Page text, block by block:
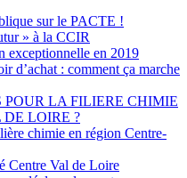
sur le PACTE !
» à la CCIR
exceptionnelle en 2019
d’achat : comment ça marche
POUR LA FILIERE CHIMIE
LOIRE ?
chimie en région Centre-
Centre Val de Loire